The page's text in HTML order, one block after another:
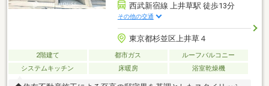
西武新宿線 上井草駅 徒歩13分
その他の交通
東京都杉並区上井草４
2階建て 都市ガス
ルーフバルコニー
システムキッチン
床暖房 浴室乾燥機